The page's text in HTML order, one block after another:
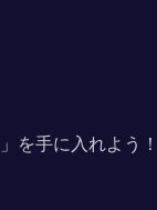
を手に入れよう